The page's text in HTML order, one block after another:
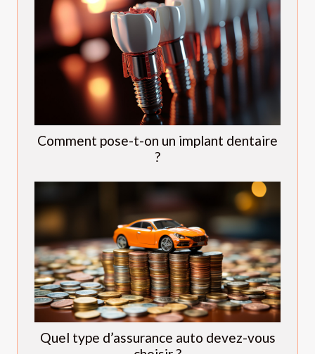
Comment pose-t-on un implant dentaire
?
Quel type d’assurance auto devez-vous